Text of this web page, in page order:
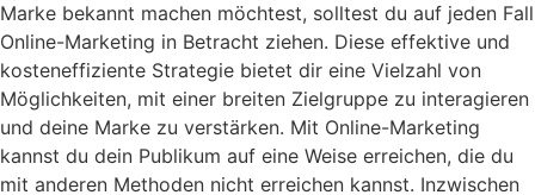
Marke bekannt machen möchtest, solltest du auf jeden Fall
Online-Marketing in Betracht ziehen. Diese effektive und
kosteneffiziente Strategie bietet dir eine Vielzahl von
Möglichkeiten, mit einer breiten Zielgruppe zu interagieren
und deine Marke zu verstärken. Mit Online-Marketing
kannst du dein Publikum auf eine Weise erreichen, die du
mit anderen Methoden nicht erreichen kannst. Inzwischen